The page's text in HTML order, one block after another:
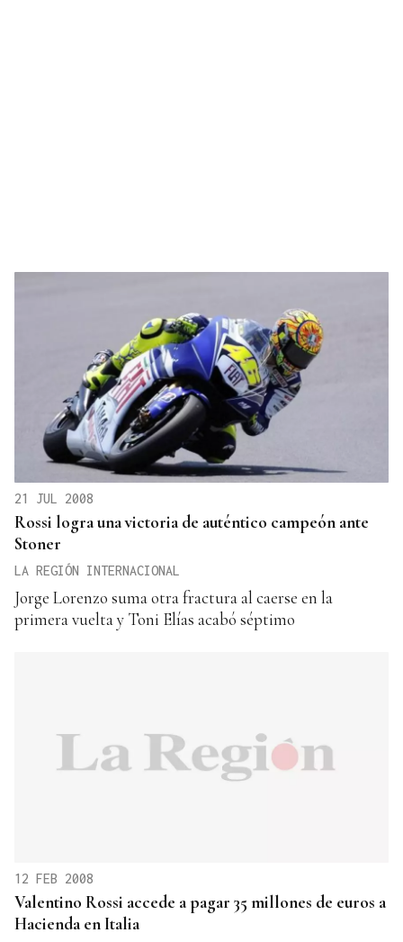
21 JUL 2008
Rossi logra una victoria de auténtico campeón ante
Stoner
LA REGIÓN INTERNACIONAL
Jorge Lorenzo suma otra fractura al caerse en la
primera vuelta y Toni Elías acabó séptimo
12 FEB 2008
Valentino Rossi accede a pagar 35 millones de euros a
Hacienda en Italia